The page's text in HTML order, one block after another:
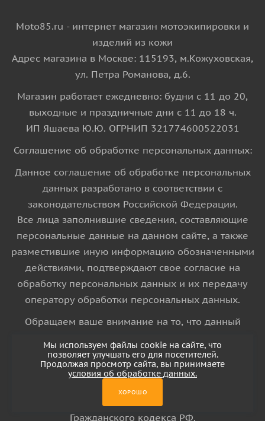
Moto85.ru - интернет магазин мотоэкипировки и
изделий из кожи
Адрес магазина в Москве: 115193, м.Кожуховская,
ул. Петра Романова, д.6.
Магазин работает ежедневно: будни с 11 до 20,
выходные и праздничные дни с 11 до 18 ч.
ИП Яшаева Ю.Ю. ОГРНИП 321774600522031
Соглашение об обработке персональных данных:
Данное соглашение об обработке персональных
данных разработано в соответствии с
законодательством Российской Федерации.
Все лица заполнившие сведения, составляющие
персональные данные на данном сайте, а также
разместившие иную информацию обозначенными
действиями, подтверждают свое согласие на
обработку персональных данных и их передачу
оператору обработки персональных данных.
Обращаем ваше внимание на то, что данный
информационный характер и ни при каких
условиях информационные материалы и цены,
Гражданского кодекса РФ.
Мы используем файлы cookie на сайте, что
позволяет улучшать его для посетителей.
Продолжая просмотр сайта, вы принимаете
условия об обработке данных.
ХОРОШО